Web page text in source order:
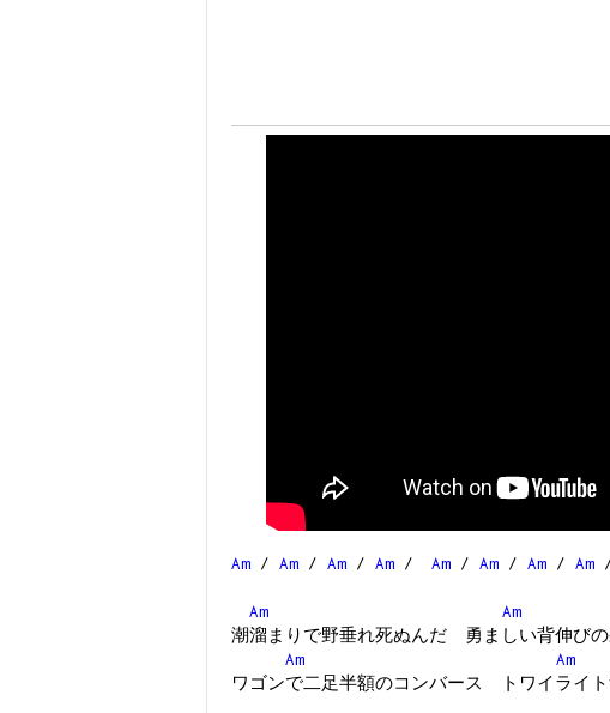
Am / Am / Am / Am / Am / Am / Am / Am
Am
Am
潮溜まりで野垂れ死ぬんだ 勇ましい背伸び
Am
Am
ワゴンで二足半額のコンバース トワイライ